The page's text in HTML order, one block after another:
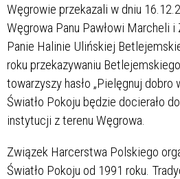
Węgrowie przekazali w dniu
Węgrowa Panu Pawłowi Marcheli
Panie Halinie Ulińskiej
roku przekazywaniu
towarzyszy hasło „Pielęgnuj
Światło Pokoju będzie docierało
instytucji z terenu Węgrowa.
Związek Harcerstwa Polskiego
Światło Pokoju od 1991 roku.